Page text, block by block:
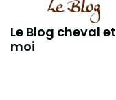
Le Blog cheval et
moi